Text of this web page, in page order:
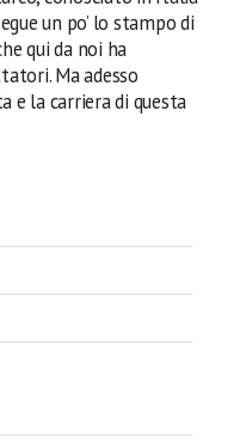
un po’ lo stampo di
qui da noi ha
Ma adesso
e la carriera di questa